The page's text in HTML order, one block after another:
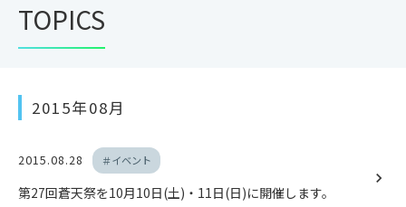
TOPICS
2015年08月
2015.08.28 ＃イベント
第27回蒼天祭を10月10日(土)・11日(日)に開催します。